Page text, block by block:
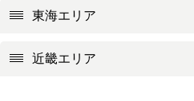
東海エリア
近畿エリア